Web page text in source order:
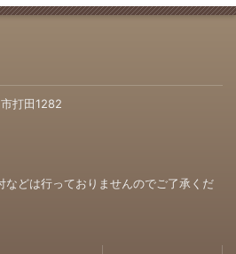
打田1282
などは行っておりませんのでご了承くだ